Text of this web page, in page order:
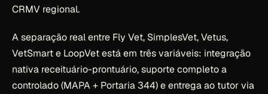
CRMV regional.
A separação real entre Fly Vet, SimplesVet, Vetus,
VetSmart e LoopVet está em três variáveis: integração
nativa receituário-prontuário, suporte completo a
controlado (MAPA + Portaria 344) e entrega ao tutor via